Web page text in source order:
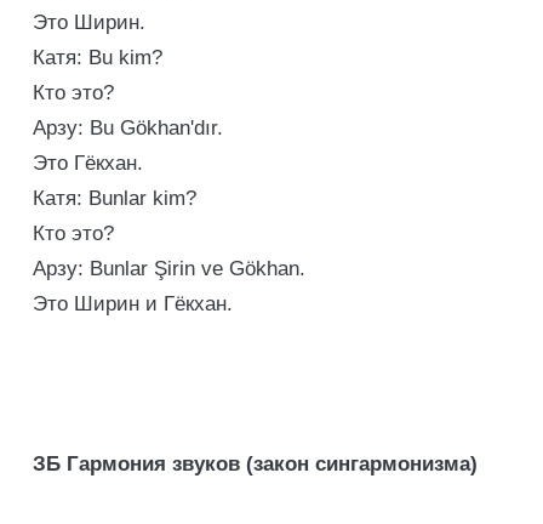
Это Ширин.
Катя: Bu kim?
Кто это?
Арзу: Bu Gökhan'dır.
Это Гёкхан.
Катя: Bunlar kim?
Кто это?
Арзу: Bunlar Şirin ve Gökhan.
Это Ширин и Гёкхан.
ЗБ Гармония звуков (закон сингармонизма)